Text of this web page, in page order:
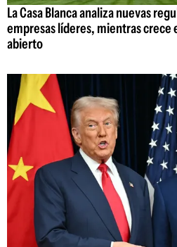
La Casa Blanca analiza nuevas
empresas líderes, mientras crece
abierto